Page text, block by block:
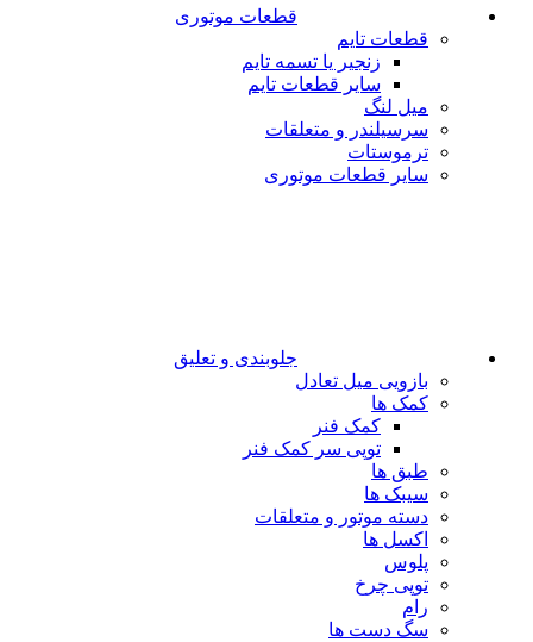
قطعات موتوری
قطعات تایم
زنجیر یا تسمه تایم
سایر قطعات تایم
میل لنگ
سرسیلندر و متعلقات
ترموستات
سایر قطعات موتوری
جلوبندی و تعلیق
بازویی میل تعادل
کمک ها
کمک فنر
توپی سر کمک فنر
طبق ها
سیبک ها
دسته موتور و متعلقات
اکسل ها
پلوس
توپی چرخ
رام
سگ دست ها